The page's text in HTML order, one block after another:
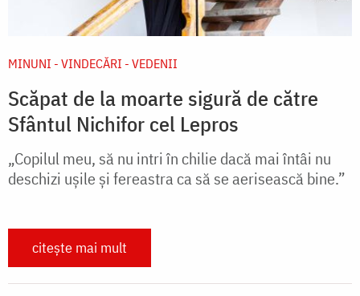
MINUNI - VINDECĂRI - VEDENII
Scăpat de la moarte sigură de către
Sfântul Nichifor cel Lepros
„Copilul meu, să nu intri în chilie dacă mai întâi nu
deschizi ușile și fereastra ca să se aerisească bine.”
citește mai mult